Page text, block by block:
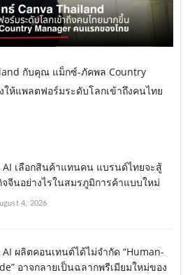
กับคุณ แม็กซ์-ภัคพล Country
ให้แพลตฟอร์มระดับโลกเข้าถึงคนไทย
AI เลือกสินค้าแทนคน แบรนด์ไทยจะสู้
จจีนอย่างไรในสมรภูมิการค้าแบบใหม่
4, 2026
AI ผลิตคอนเทนต์ได้ไม่จำกัด “Human-
อาจกลายเป็นฉลากพรีเมียมใหม่ของ